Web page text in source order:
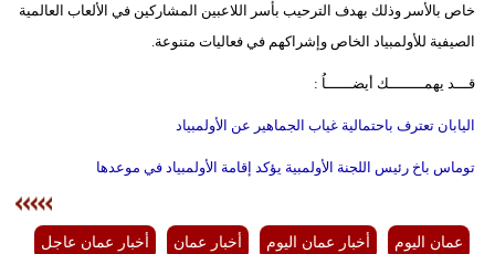
خاص بالأسر وذلك بهدف الترحيب بأسر اللاعبين المشاركين في الألعاب العالمية
الصيفية للأولمبياد الخاص وإشراكهم في فعاليات متنوعة.
قـــد يهمــــــــك أيضــــــاُ :
اليابان تعترف باحتمالية غياب الجماهير عن الأولمبياد
توماس باخ رئيس اللجنة الأولمبية يؤكد إقامة الأولمبياد في موعدها
عمان اليوم أخبار عمان اليوم أخبار عمان أخبار عمان عاجل